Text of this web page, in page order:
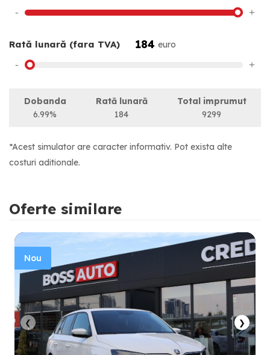
- +
Rată lunară (fara TVA) 184 euro
- +
Dobanda
6.99%
Rată lunară
184
Total imprumut
9299
*Acest simulator are caracter informativ. Pot exista alte
costuri aditionale.
Oferte similare
Nou
❮ ❯